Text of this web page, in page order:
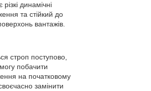
динамічні
та стійкий до
вантажів.
строп поступово,
побачити
на початковому
замінити